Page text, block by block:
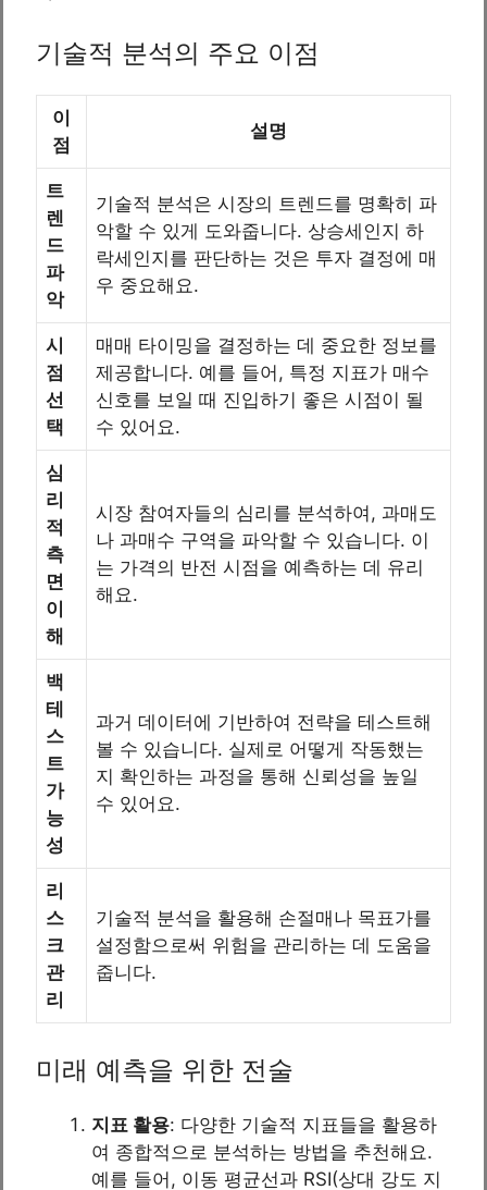
기술적 분석의 주요 이점
이
점
설명
트
렌
드
파
악
기술적 분석은 시장의 트렌드를 명확히 파
악할 수 있게 도와줍니다. 상승세인지 하
락세인지를 판단하는 것은 투자 결정에 매
우 중요해요.
시
점
선
택
매매 타이밍을 결정하는 데 중요한 정보를
제공합니다. 예를 들어, 특정 지표가 매수
신호를 보일 때 진입하기 좋은 시점이 될
수 있어요.
심
리
적
측
면
이
해
시장 참여자들의 심리를 분석하여, 과매도
나 과매수 구역을 파악할 수 있습니다. 이
는 가격의 반전 시점을 예측하는 데 유리
해요.
백
테
스
트
가
능
성
과거 데이터에 기반하여 전략을 테스트해
볼 수 있습니다. 실제로 어떻게 작동했는
지 확인하는 과정을 통해 신뢰성을 높일
수 있어요.
리
스
크
관
리
기술적 분석을 활용해 손절매나 목표가를
설정함으로써 위험을 관리하는 데 도움을
줍니다.
미래 예측을 위한 전술
지표 활용: 다양한 기술적 지표들을 활용하
여 종합적으로 분석하는 방법을 추천해요.
예를 들어, 이동 평균선과 RSI(상대 강도 지